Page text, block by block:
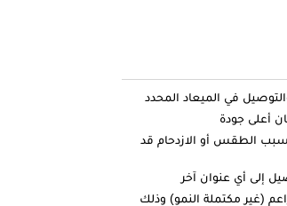
أعلى جودة
الطقس أو الازدحام قد
إلى أي عنوان آخر
(غير مكتملة النمو) وذلك